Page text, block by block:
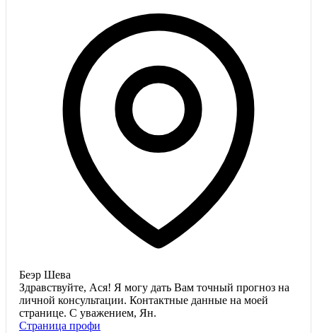
Беэр Шева
Здравствуйте, Ася! Я могу дать Вам точный прогноз на
личной консультации. Контактные данные на моей
странице. С уважением, Ян.
Страница профи